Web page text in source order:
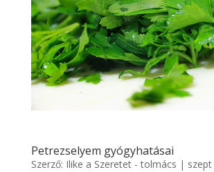
Petrezselyem gyógyhatásai
Szerző: Ilike a Szeretet - tolmács |